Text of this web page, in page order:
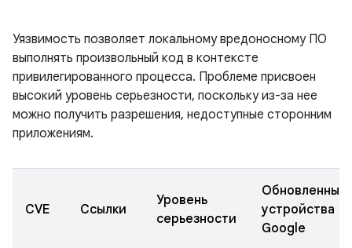
Уязвимость позволяет локальному вредоносному ПО
выполнять произвольный код в контексте
привилегированного процесса. Проблеме присвоен
высокий уровень серьезности, поскольку из-за нее
можно получить разрешения, недоступные сторонним
приложениям.
CVE Ссылки
Уровень
серьезности
Обновленные
устройства
Google